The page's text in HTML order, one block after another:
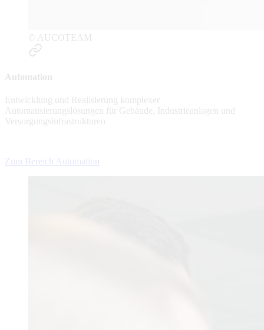
© AUCOTEAM
Automation
Entwicklung und Realisierung komplexer
Automatisierungslösungen für Gebäude, Industrieanlagen und
Versorgungsinfrastrukturen
Zum Bereich Automation